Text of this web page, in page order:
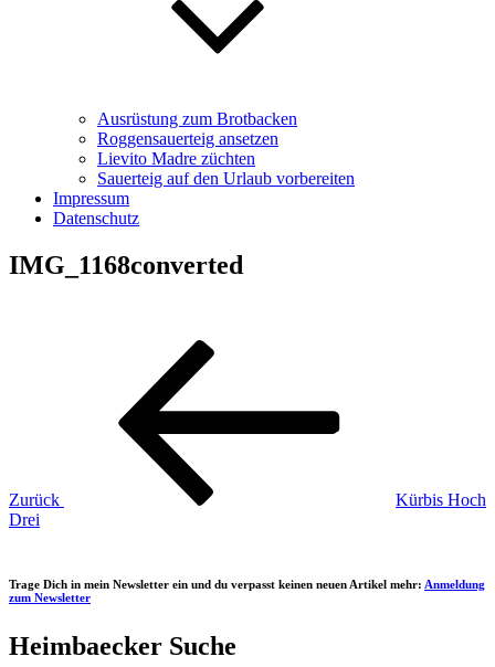
Ausrüstung zum Brotbacken
Roggensauerteig ansetzen
Lievito Madre züchten
Sauerteig auf den Urlaub vorbereiten
Impressum
Datenschutz
IMG_1168converted
Beitragsnavigation
Zurück
Kürbis Hoch
Drei
Trage Dich in mein Newsletter ein und du verpasst keinen neuen Artikel mehr: Anmeldung
zum Newsletter
Heimbaecker Suche